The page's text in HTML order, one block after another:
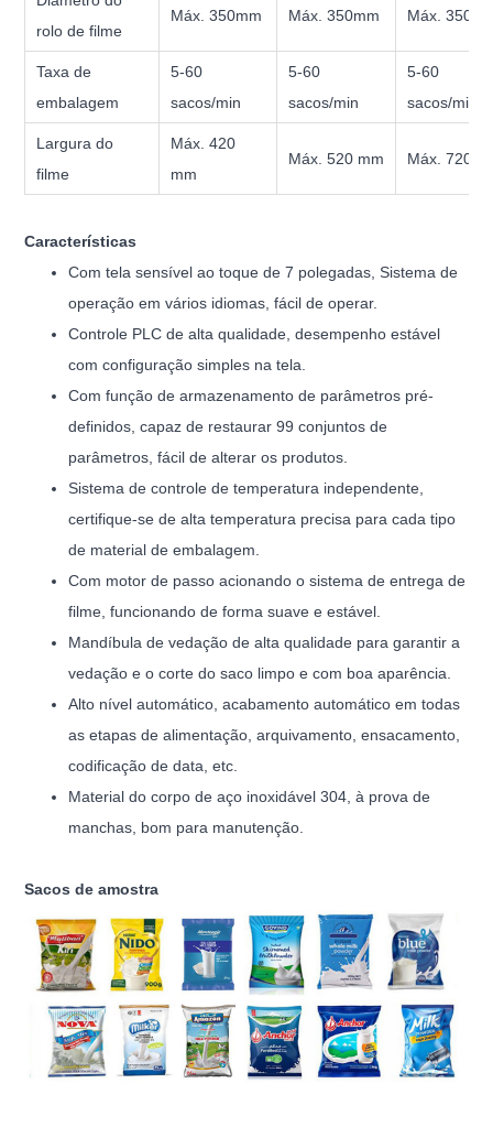
rolo de filme
Máx. 350mm Máx. 350mm Máx.
Taxa de
embalagem
5-60
sacos/min
5-60
sacos/min
5-60
sacos/min
Largura do
filme
Máx. 420
mm
Máx. 520 mm Máx. 720
Características
Com tela sensível ao toque de 7 polegadas,Sistema de
operação em vários idiomas, fácil de operar.
Controle PLC de alta qualidade, desempenho estável
com configuração simples na tela.
Com função de armazenamento de parâmetros pré-
definidos, capaz de restaurar 99 conjuntos de
parâmetros, fácil de alterar os produtos.
Sistema de controle de temperatura independente,
certifique-se de alta temperatura precisa para cada tipo
de material de embalagem.
Com motor de passo acionando o sistema de entrega de
filme, funcionando de forma suave e estável.
Mandíbula de vedação de alta qualidade para garantir a
vedação e o corte do saco limpo e com boa aparência.
Alto nível automático, acabamento automático em todas
as etapas de alimentação, arquivamento, ensacamento,
codificação de data, etc.
Material do corpo de aço inoxidável 304, à prova de
manchas, bom para manutenção.
Sacos de amostra